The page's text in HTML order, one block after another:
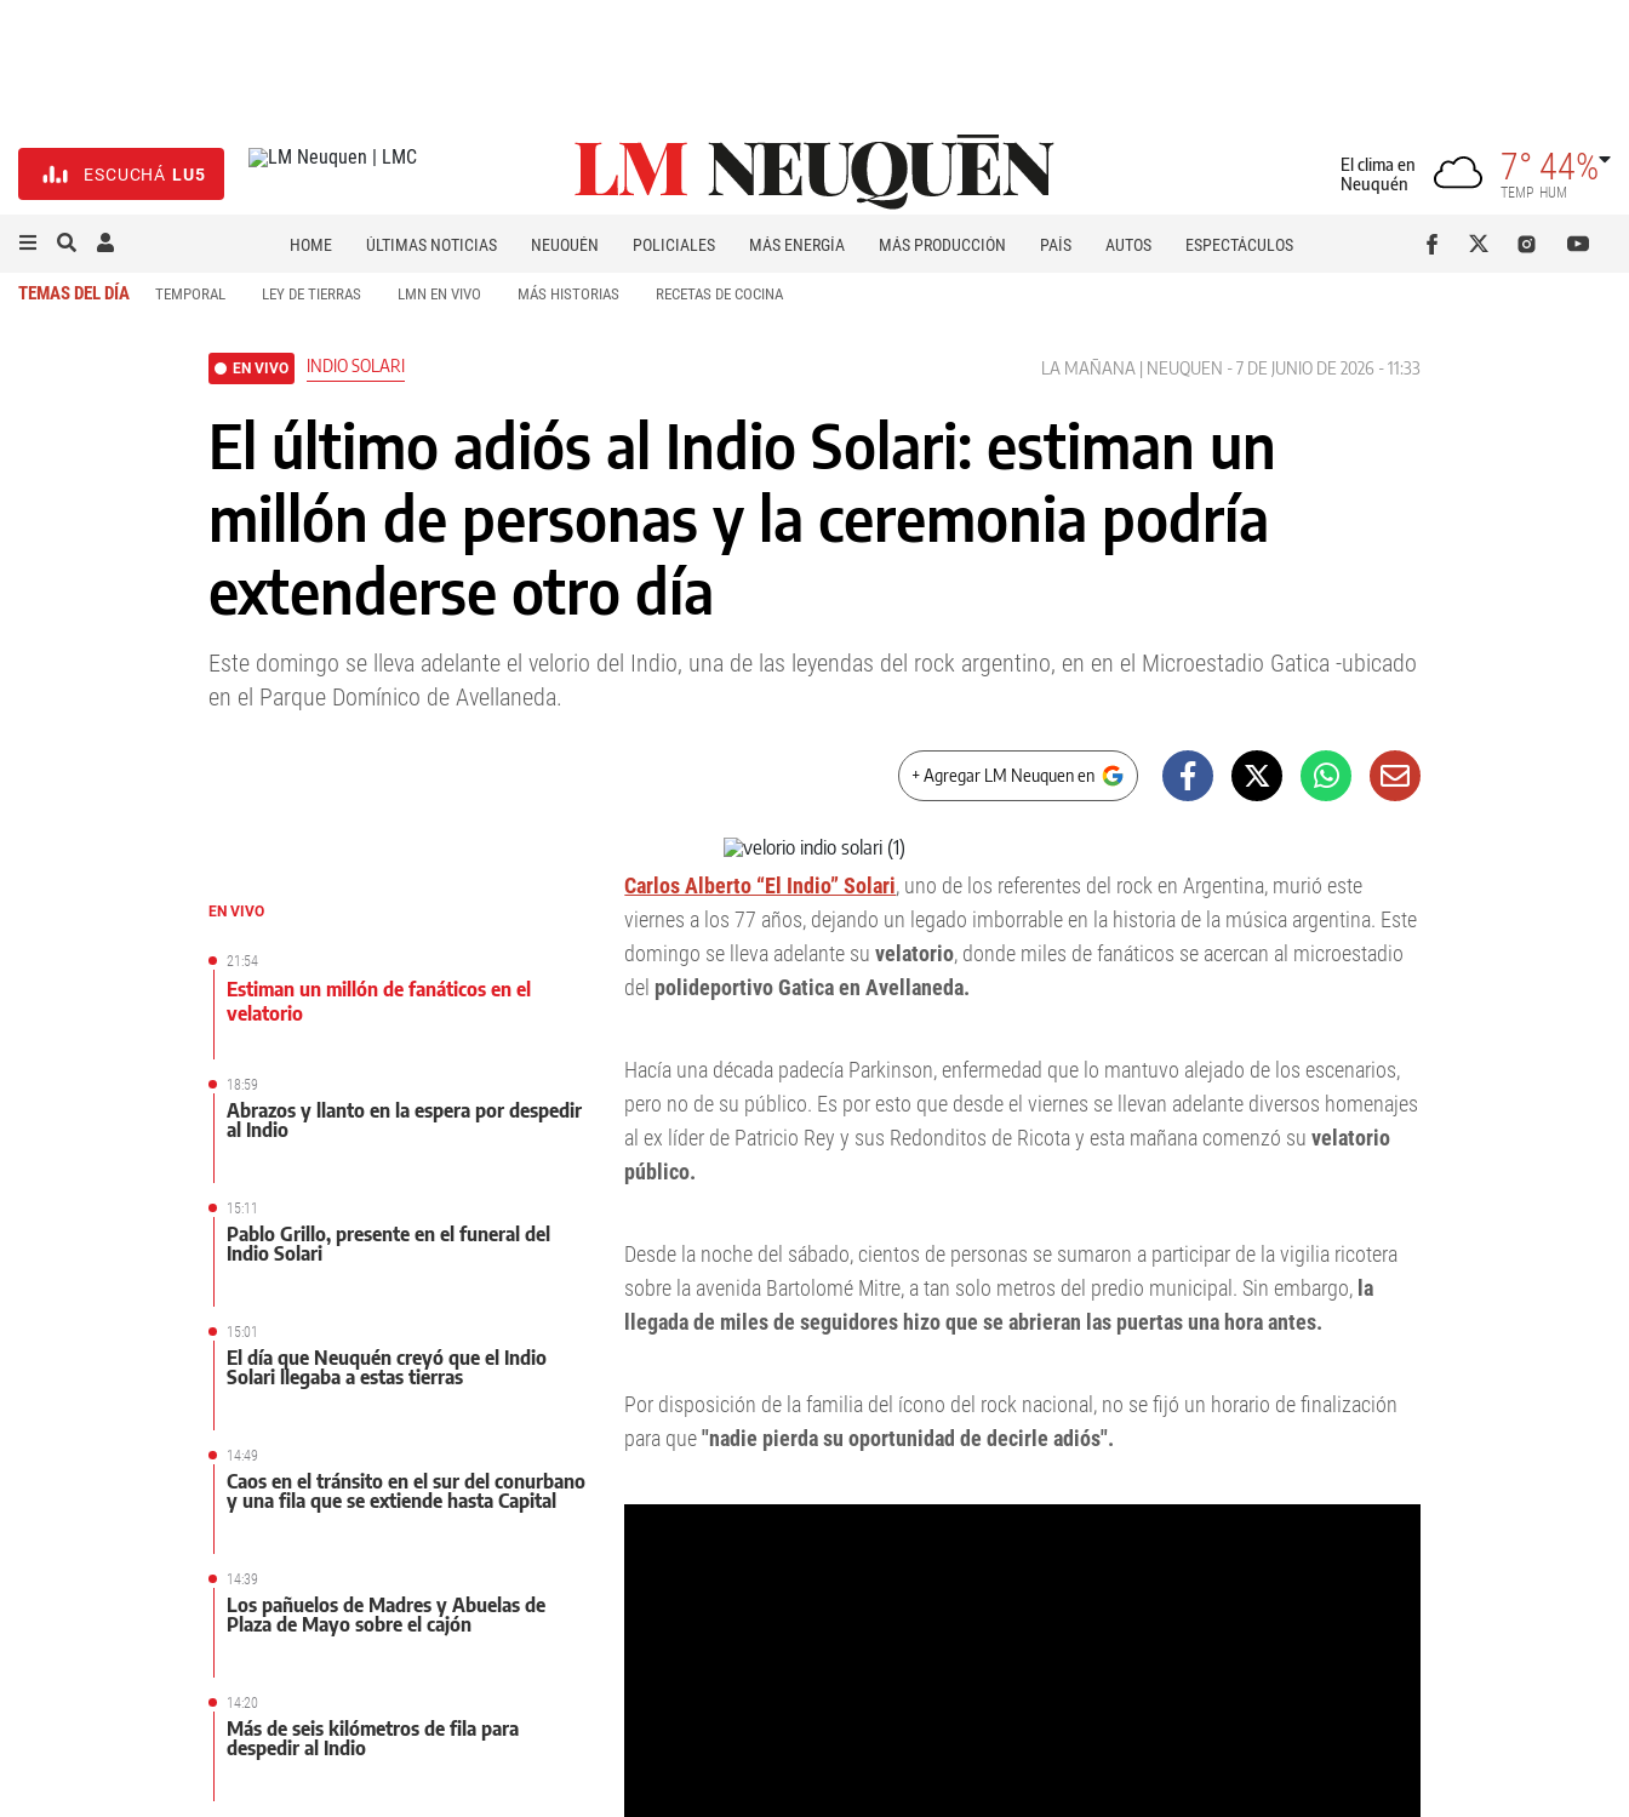
ESCUCHÁ LU5
El clima en
Neuquén
7°
TEMP
44%
HUM
HOME ÚLTIMAS NOTICIAS NEUQUÉN POLICIALES MÁS ENERGÍA MÁS PRODUCCIÓN PAÍS AUTOS
ESPECTÁCULOS
TEMAS DEL DÍA TEMPORAL LEY DE TIERRAS LMN EN VIVO MÁS HISTORIAS RECETAS DE COCINA
EN VIVO INDIO SOLARI LA MAÑANA | NEUQUEN - 7 DE JUNIO DE 2026 - 11:33
El último adiós al Indio Solari: estiman un
millón de personas y la ceremonia podría
extenderse otro día
Este domingo se lleva adelante el velorio del Indio, una de las leyendas del rock argentino, en en el Microestadio Gatica -ubicado
en el Parque Domínico de Avellaneda.
+ Agregar LM Neuquen en
EN VIVO
21:54
Estiman un millón de fanáticos en el
velatorio
18:59
Abrazos y llanto en la espera por despedir
al Indio
15:11
Pablo Grillo, presente en el funeral del
Indio Solari
15:01
El día que Neuquén creyó que el Indio
Solari llegaba a estas tierras
14:49
Caos en el tránsito en el sur del conurbano
y una fila que se extiende hasta Capital
14:39
Los pañuelos de Madres y Abuelas de
Plaza de Mayo sobre el cajón
14:20
Más de seis kilómetros de fila para
despedir al Indio
Carlos Alberto “El Indio” Solari, uno de los referentes del rock en Argentina, murió este
viernes a los 77 años, dejando un legado imborrable en la historia de la música argentina. Este
domingo se lleva adelante suvelatorio, donde miles de fanáticos se acercan al microestadio
del polideportivo Gatica en Avellaneda.
Hacía una década padecía Parkinson, enfermedad que lo mantuvo alejado de los escenarios,
pero no de su público. Es por esto que desde el viernes se llevan adelante diversos homenajes
al ex líder de Patricio Rey y sus Redonditos de Ricota y esta mañana comenzó suvelatorio
público.
Desde la noche del sábado, cientos de personas se sumaron a participar de la vigilia ricotera
sobre la avenida Bartolomé Mitre, a tan solo metros del predio municipal. Sin embargo, la
llegada de miles de seguidores hizo que se abrieran las puertas una hora antes.
Por disposición de la familia del ícono del rock nacional, no se fijó un horario de finalización
para que"nadie pierda su oportunidad de decirle adiós".